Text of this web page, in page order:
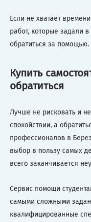
Если не хватает
работ, которые задали
обратиться за помощью.
Купить
обратиться
Лучше не рисковать и
спокойствии, а
профессионалов в
выбор в пользу самых
всего заканчивается
Сервис помощи
самыми сложными
квалифицированные